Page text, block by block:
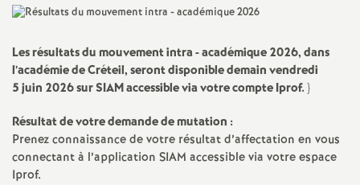
a
t
i
o
Les résultats du mouvement intra - académique 2026, dans
l’académie de Créteil, seront disponible demain vendredi
5 juin 2026 surSIAMaccessible via votre compte Iprof.}
Résultat de votre demande de mutation :
Prenez connaissance de votre résultat d’affectation en vous
connectant à l’application SIAM accessible via votre espace
Iprof.